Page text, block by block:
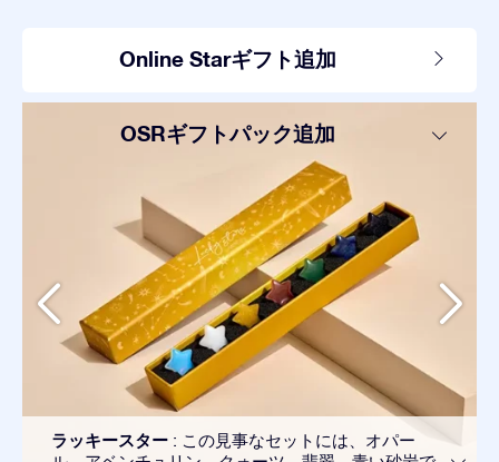
Online Starギフト追加
OSRギフトパック追加
ラッキースター : この見事なセットには、オパー